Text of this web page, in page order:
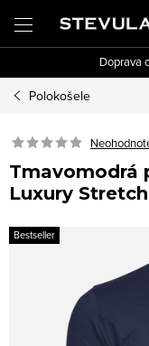
obsah
Doprava
Polokošele
Tmavomodrá
Luxury Stretch
Bestseller